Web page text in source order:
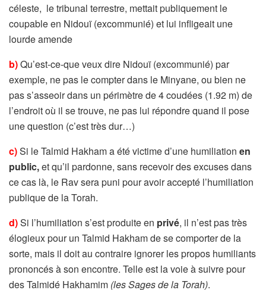
céleste, le tribunal terrestre, mettait publiquement le
coupable en Nidouï (excommunié) et lui infligeait une
lourde amende
b)Qu’est-ce-que veux dire Nidouï (excommunié) par
exemple, ne pas le compter dans le Minyane, ou bien ne
pas s’asseoir dans un périmètre de 4 coudées (1.92 m) de
l’endroit où il se trouve, ne pas lui répondre quand il pose
une question (c’est très dur…)
c)Si le Talmid Hakham a été victime d’une humiliation en
public,et qu’il pardonne, sans recevoir des excuses dans
ce cas là, le Rav sera puni pour avoir accepté l’humiliation
publique de la Torah.
d)Si l’humiliation s’est produite en privé, il n’est pas très
élogieux pour un Talmid Hakham de se comporter de la
sorte, mais il doit au contraire ignorer les propos humiliants
prononcés à son encontre. Telle est la voie à suivre pour
des Talmidé Hakhamim (les Sages de la Torah).